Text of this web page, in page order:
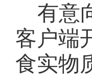
有意
客户端
食实物